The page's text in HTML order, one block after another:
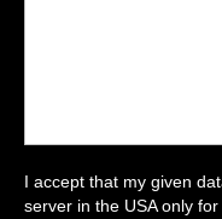
Cartes de
I accept that my given
server in the USA only